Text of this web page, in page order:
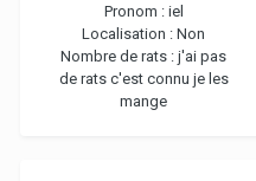
Pronom : iel
Localisation : Non
Nombre de rats : j'ai pas
de rats c'est connu je les
mange